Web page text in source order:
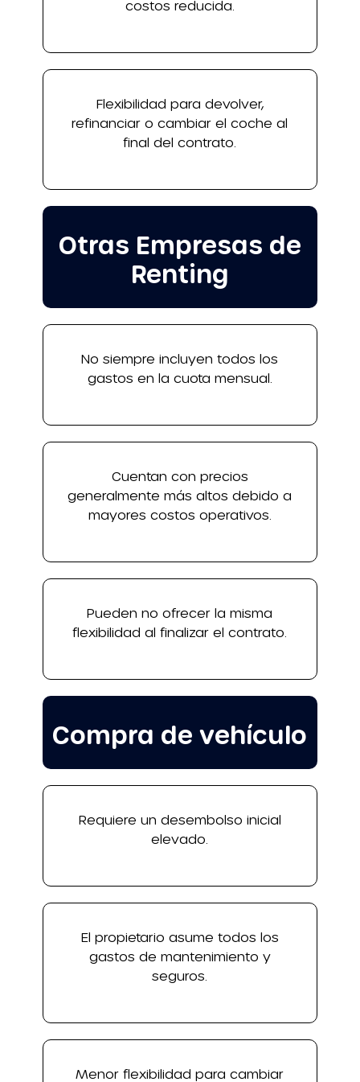
Otras Empresas de
Renting
Compra de vehículo
No siempre incluyen todos los
gastos en la cuota mensual.
Requiere un desembolso inicial
elevado.
costos reducida.
Cuentan con precios
generalmente más altos debido a
mayores costos operativos.
El propietario asume todos los
gastos de mantenimiento y
seguros.
Flexibilidad para devolver,
refinanciar o cambiar el coche al
final del contrato.
Pueden no ofrecer la misma
flexibilidad al finalizar el contrato.
Menor flexibilidad para cambiar